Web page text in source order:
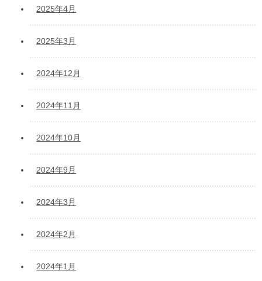
2025年4月
2025年3月
2024年12月
2024年11月
2024年10月
2024年9月
2024年3月
2024年2月
2024年1月